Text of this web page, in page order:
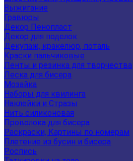
Выжигание
Гравюры
Декор Пенопласт
Декор для поделок
Декупаж, кракелюр, поталь
Краски пальчиковые
Ленты и резинка для творчества
Леска для бисера
Мозайка
Наборы для квилинга
Наклейки и Стразы
Нить силиконовая
Проволока для бисера
Раскраски, Картины по номерам
Плетение из бусин и бисера
Роспись